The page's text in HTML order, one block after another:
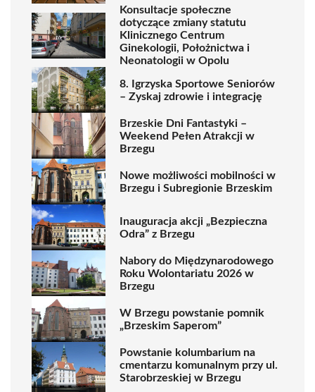
Konsultacje społeczne
dotyczące zmiany statutu
Klinicznego Centrum
Ginekologii, Położnictwa i
Neonatologii w Opolu
8. Igrzyska Sportowe Seniorów
– Zyskaj zdrowie i integrację
Brzeskie Dni Fantastyki –
Weekend Pełen Atrakcji w
Brzegu
Nowe możliwości mobilności w
Brzegu i Subregionie Brzeskim
Inauguracja akcji „Bezpieczna
Odra” z Brzegu
Nabory do Międzynarodowego
Roku Wolontariatu 2026 w
Brzegu
W Brzegu powstanie pomnik
„Brzeskim Saperom”
Powstanie kolumbarium na
cmentarzu komunalnym przy ul.
Starobrzeskiej w Brzegu